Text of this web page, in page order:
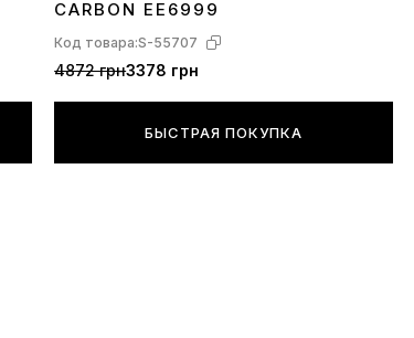
CARBON EE6999
Код товара:S-55707
4872 грн3378 грн
БЫСТРАЯ ПОКУПКА